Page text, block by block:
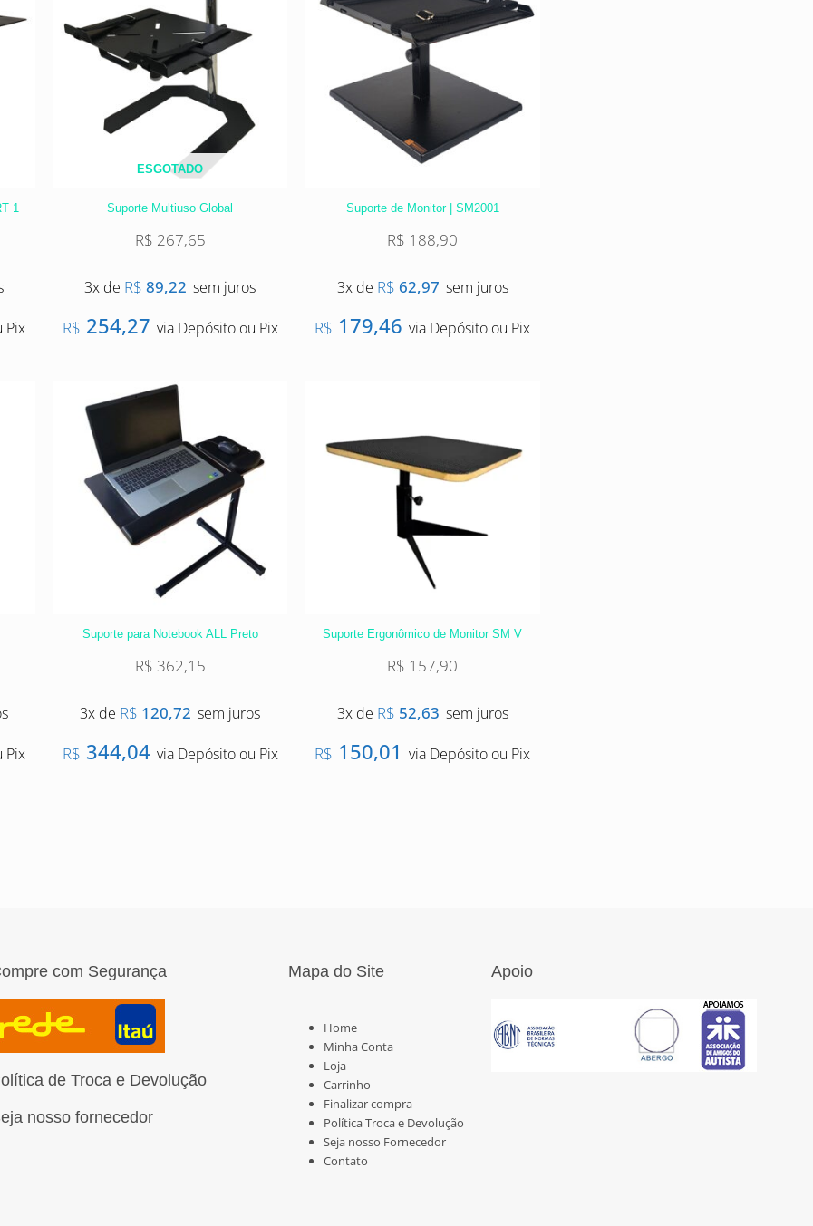
1
Pix
ESGOTADO
Suporte Multiuso Global
R$ 267,65
3x de R$ 89,22 sem juros
R$ 254,27 via Depósito ou Pix
Suporte de Monitor | SM2001
R$ 188,90
3x de R$ 62,97 sem juros
R$ 179,46 via Depósito ou Pix
Pix
Suporte para Notebook ALL Preto
R$ 362,15
3x de R$ 120,72 sem juros
R$ 344,04 via Depósito ou Pix
Suporte Ergonômico de Monitor SM V
R$ 157,90
3x de R$ 52,63 sem juros
R$ 150,01 via Depósito ou Pix
com Segurança
de Troca e Devolução
nosso fornecedor
Mapa do Site
Home
Minha Conta
Loja
Carrinho
Finalizar compra
Política Troca e Devolução
Seja nosso Fornecedor
Contato
Apoio